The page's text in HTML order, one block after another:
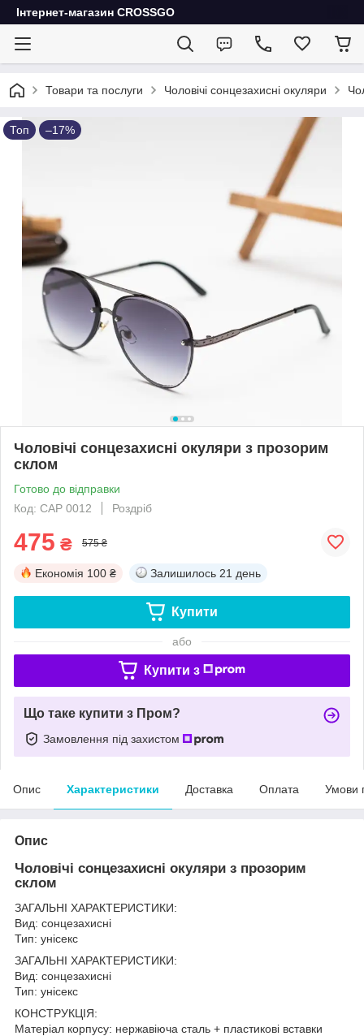
Інтернет-магазин CROSSGO
Товари та послуги Чоловічі сонцезахисні окуляри
Топ –17%
Чоловічі сонцезахисні окуляри з прозорим
склом
Готово до відправки
Код: САР 0012
Роздріб
475 ₴ 575 ₴
Економія 100 ₴ Залишилось 21 день
Купити
або
Купити з
Що таке купити з Пром?
Замовлення під захистом
Опис Характеристики Доставка Оплата Умови
Опис
Чоловічі сонцезахисні окуляри з прозорим
склом
ЗАГАЛЬНІ ХАРАКТЕРИСТИКИ:
Вид: сонцезахисні
Тип: унісекс
ЗАГАЛЬНІ ХАРАКТЕРИСТИКИ:
Вид: сонцезахисні
Тип: унісекс
КОНСТРУКЦІЯ:
Матеріал корпусу: нержавіюча сталь + пластикові вставки